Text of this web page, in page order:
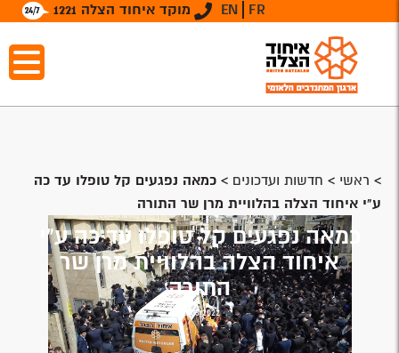
מוקד איחוד הצלה 1221 EN FR
> ראשי > חדשות ועדכונים > כמאה נפגעים קל טופלו עד כה
ע"י איחוד הצלה בהלוויית מרן שר התורה
כמאה נפגעים קל טופלו עד כה ע"י
איחוד הצלה בהלוויית מרן שר
התורה
20/03/2022